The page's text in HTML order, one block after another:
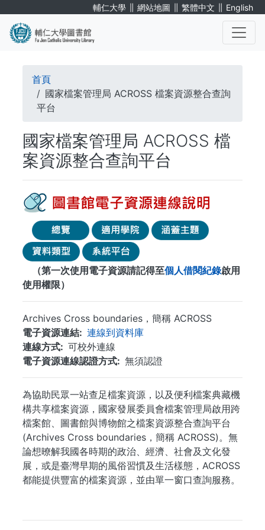
輔仁大學 ∥ 網站地圖 ∥ 繁體中文 ∥ English
導
航
結
首頁
國家檔案管理局 ACROSS 檔案資源整合查詢
平台
國家檔案管理局 ACROSS 檔
案資源整合查詢平台
（第一次使用電子資源請記得至個人借閱紀錄啟用
使用權限）
Archives Cross boundaries，簡稱 ACROSS
電子資源連結
連線到資料庫
連線方式
可校外連線
電子資源連線認證方式
無須認證
為協助民眾一站查足檔案資源，以及便利檔案典藏機
構共享檔案資源，國家發展委員會檔案管理局啟用跨
檔案館、圖書館與博物館之檔案資源整合查詢平台
(Archives Cross boundaries，簡稱 ACROSS)。無
論想暸解我國各時期的政治、經濟、社會及文化發
展，或是臺灣早期的風俗習慣及生活樣態，ACROSS
都能提供豐富的檔案資源，並由單一窗口查詢服務。